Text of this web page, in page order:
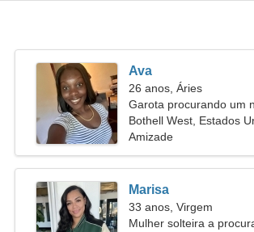
Ava
26 anos, Áries
Garota procurando um
Bothell West, Estados
Amizade
Marisa
33 anos, Virgem
Mulher solteira a